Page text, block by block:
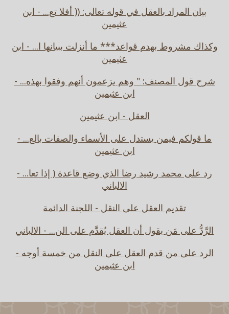
بيان المراد بالعقل في قوله تعالى: (( أفلا تع... - ابن
عثيمين
وكذاك مشروط بهدم قواعد*** ما أنزلت ببيانها ا... - ابن
عثيمين
شرح قول المصنف: " وهم يزعمون أنهم وفقوا بهذه... -
ابن عثيمين
العقل - ابن عثيمين
ما قولكم فيمن يستدل على الأسماء والصفات بالع... -
ابن عثيمين
رد على محمد رشيد رضا الذي وضع قاعدة ( إذا تعا... -
الالباني
تقديم العقل على النقل - اللجنة الدائمة
الرَّدُّ على مَن يقول أن العقل يُقدَّم على الن... - الالباني
الرد على من قدم العقل على النقل من خمسة أوجه -
ابن عثيمين